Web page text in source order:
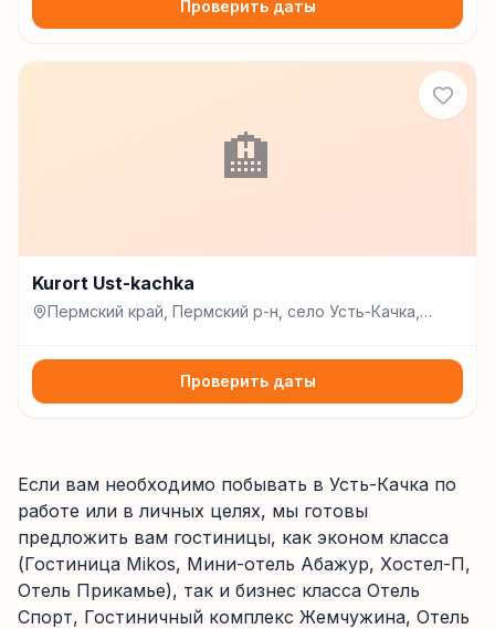
Проверить даты
🏨
Kurort Ust-kachka
Пермский край, Пермский р-н, село Усть-Качка,
Проверить даты
Если вам необходимо побывать в Усть-Качка по
работе или в личных целях, мы готовы
предложить вам гостиницы, как эконом класса
(Гостиница Mikos, Мини-отель Абажур, Хостел-П,
Отель Прикамье), так и бизнес класса Отель
Спорт, Гостиничный комплекс Жемчужина, Отель